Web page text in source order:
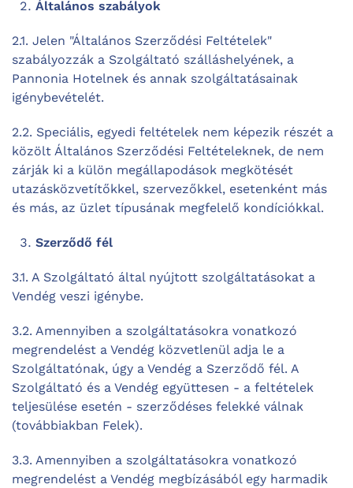
Általános szabályok
2.1. Jelen "Általános Szerződési Feltételek"
szabályozzák a Szolgáltató szálláshelyének, a
Pannonia Hotelnek és annak szolgáltatásainak
igénybevételét.
2.2. Speciális, egyedi feltételek nem képezik részét a
közölt Általános Szerződési Feltételeknek, de nem
zárják ki a külön megállapodások megkötését
utazásközvetítőkkel, szervezőkkel, esetenként más
és más, az üzlet típusának megfelelő kondíciókkal.
Szerződő fél
3.1. A Szolgáltató által nyújtott szolgáltatásokat a
Vendég veszi igénybe.
3.2. Amennyiben a szolgáltatásokra vonatkozó
megrendelést a Vendég közvetlenül adja le a
Szolgáltatónak, úgy a Vendég a Szerződő fél. A
Szolgáltató és a Vendég együttesen - a feltételek
teljesülése esetén - szerződéses felekké válnak
(továbbiakban Felek).
3.3. Amennyiben a szolgáltatásokra vonatkozó
megrendelést a Vendég megbízásából egy harmadik